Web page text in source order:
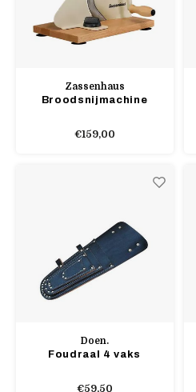
Zassenhaus
Broodsnijmachine
€159,00
Doen.
Foudraal 4 vaks
€59,50